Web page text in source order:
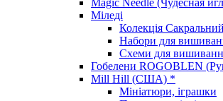
Міледі
Колекція
Набори для
Схеми для
Гобелени ROGOBLEN
Mill Hill (США) *
Мініатюри, іграшки